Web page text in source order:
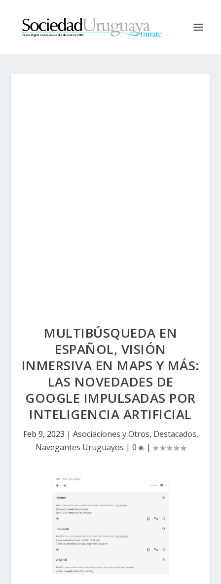
MULTIBÚSQUEDA EN
ESPAÑOL, VISIÓN
INMERSIVA EN MAPS Y MÁS:
LAS NOVEDADES DE
GOOGLE IMPULSADAS POR
INTELIGENCIA ARTIFICIAL
Feb 9, 2023 | Asociaciones y Otros, Destacados,
Navegantes Uruguayos | 0 |